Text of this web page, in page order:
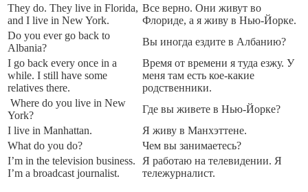
They do. They live in Florida,
and I live in New York.
Все верно. Они живут во
Флориде, а я живу в Нью-Йорке.
Do you ever go back to
Albania?
Вы иногда ездите в Албанию?
I go back every once in a
while. I still have some
relatives there.
Время от времени я туда езжу. У
меня там есть кое-какие
родственники.
Where do you live in New
York?
Где вы живете в Нью-Йорке?
I live in Manhattan.
Я живу в Манхэттене.
What do you do?
Чем вы занимаетесь?
I’m in the television business.
I’m a broadcast journalist.
Я работаю на телевидении. Я
тележурналист.